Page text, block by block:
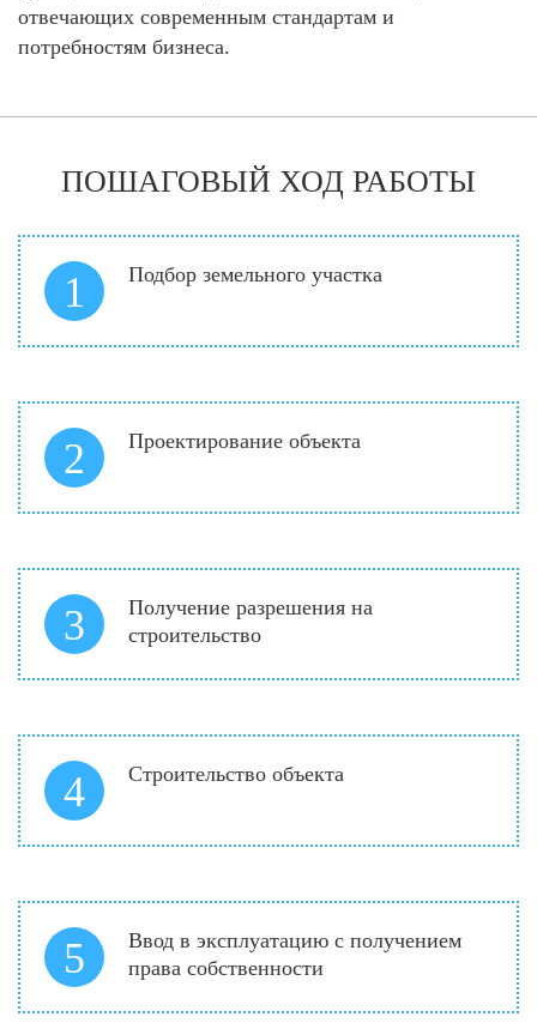
отвечающих современным стандартам и
потребностям бизнеса.
ПОШАГОВЫЙ ХОД РАБОТЫ
1 Подбор земельного участка
2 Проектирование объекта
3
Получение разрешения на
строительство
4 Строительство объекта
5
Ввод в эксплуатацию с получением
права собственности